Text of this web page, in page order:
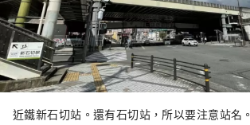
近鐵新石切站。還有石切站，所以要注意站名。